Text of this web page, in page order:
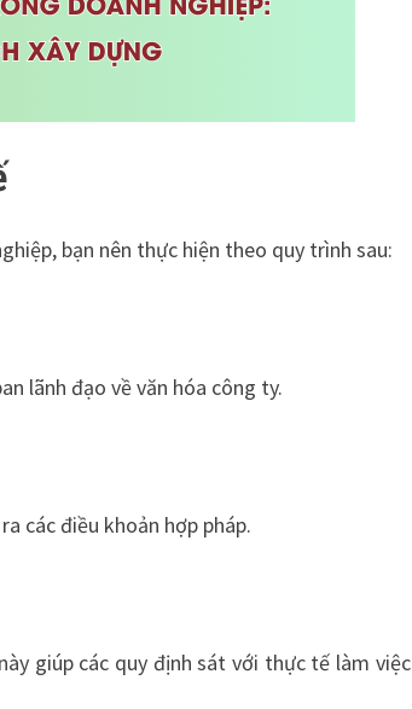
bạn nên thực hiện theo quy trình sau:
lãnh đạo về văn hóa công ty.
các điều khoản hợp pháp.
giúp các quy định sát với thực tế làm việc